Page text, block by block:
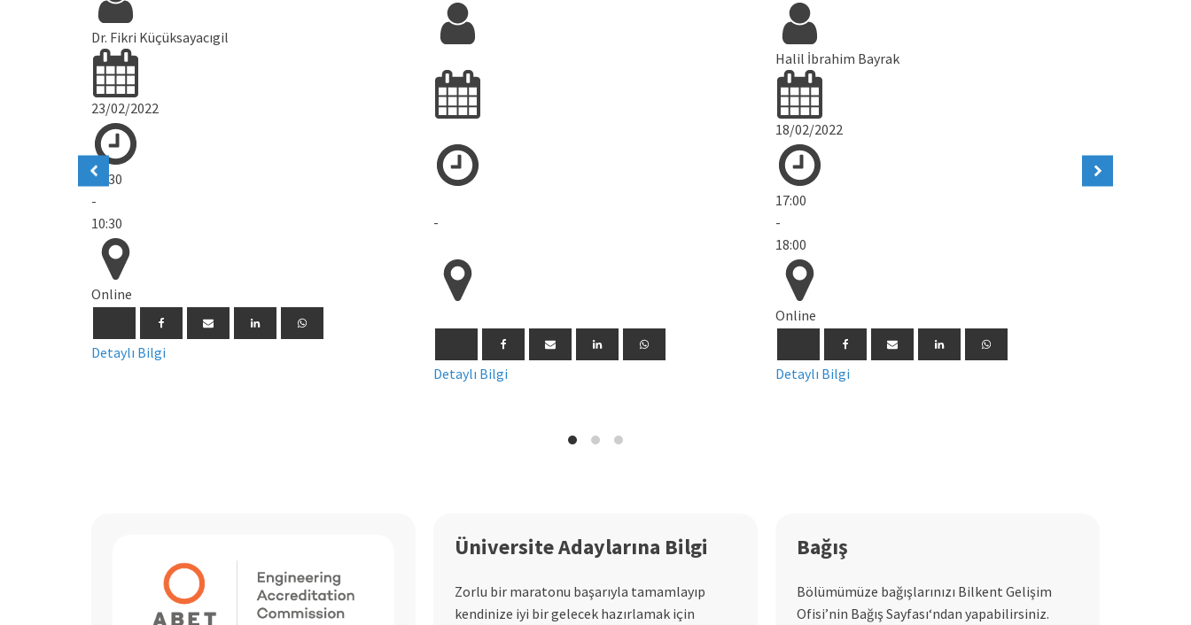
Dr. Fikri Küçüksayacıgil
23/02/2022
09:30
-
10:30
Online
Detaylı Bilgi
-
Detaylı Bilgi
Halil İbrahim Bayrak
18/02/2022
17:00
-
18:00
Online
Detaylı Bilgi
Üniversite Adaylarına Bilgi
Zorlu bir maratonu başarıyla tamamlayıp
kendinize iyi bir gelecek hazırlamak için
Bağış
Bölümümüze bağışlarınızı Bilkent Gelişim
Ofisi’nin Bağış Sayfası‘ndan yapabilirsiniz.